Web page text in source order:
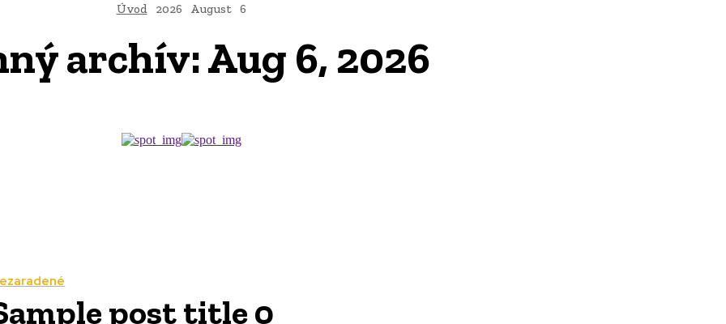
Úvod 2026 August 6
archív: Aug 6, 2026
post title 0